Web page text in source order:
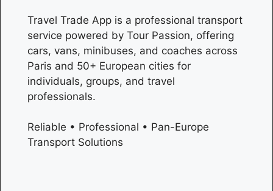
Travel Trade App is a professional transport
service powered by Tour Passion, offering
cars, vans, minibuses, and coaches across
Paris and 50+ European cities for
individuals, groups, and travel
professionals.
Reliable • Professional • Pan-Europe
Transport Solutions